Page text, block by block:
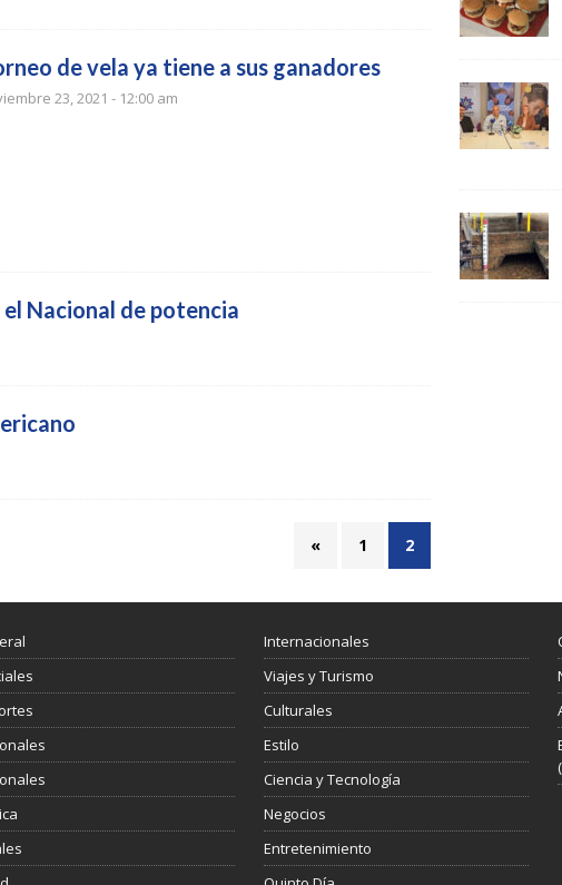
de vela ya tiene a sus ganadores
23, 2021 - 12:00 am
Nacional de potencia
« 1 2
Internacionales
Viajes y Turismo
Culturales
Estilo
Ciencia y Tecnología
Negocios
Entretenimiento